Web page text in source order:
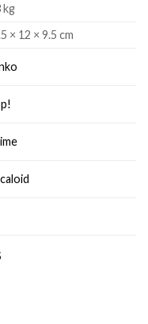
kg
× 12 × 9.5 cm